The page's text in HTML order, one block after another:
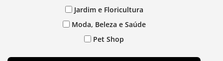
Jardim e Floricultura
Moda, Beleza e Saúde
Pet Shop